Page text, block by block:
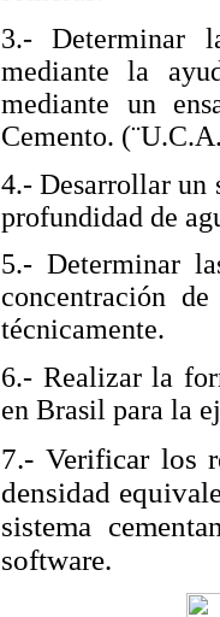
3.- Determinar
mediante la
mediante un
Cemento.
4.- Desarrollar un
profundidad de
5.- Determinar
concentración
técnicamente.
6.- Realizar la
en Brasil para la
7.- Verificar los
densidad
sistema
software.